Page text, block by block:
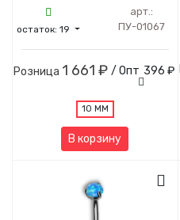
остаток: 19
арт.:
ПУ-01067
Розница 1 661 ₽ / Опт 396 ₽
10 ММ
В корзину